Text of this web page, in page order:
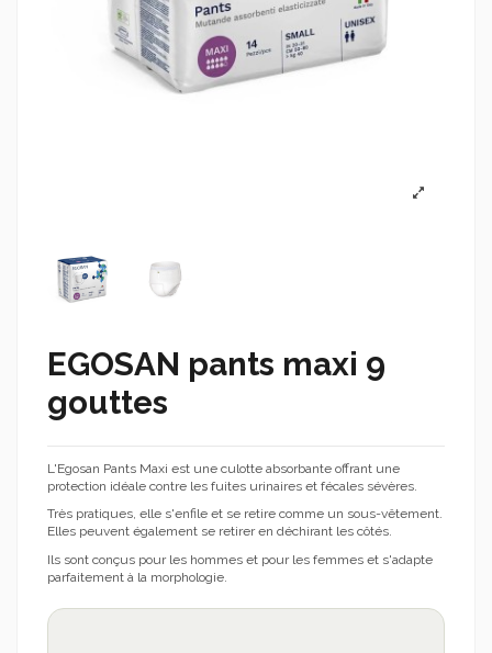
EGOSAN pants maxi 9
gouttes
L'Egosan Pants Maxi est une culotte absorbante offrant une
protection idéale contre les fuites urinaires et fécales sévères.
Très pratiques, elle s'enfile et se retire comme un sous-vêtement.
Elles peuvent également se retirer en déchirant les côtés.
Ils sont conçus pour les hommes et pour les femmes et s'adapte
parfaitement à la morphologie.